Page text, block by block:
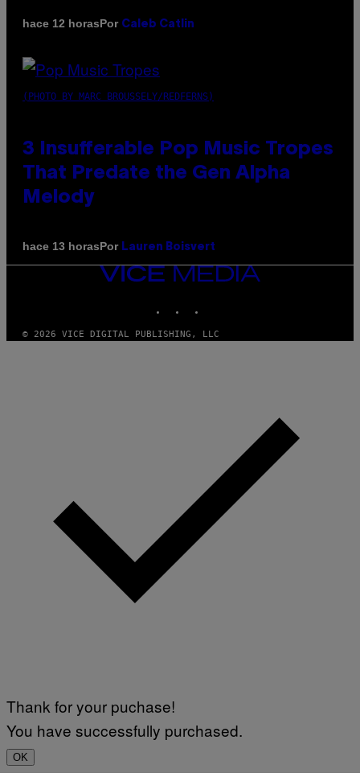
hace 12 horasPor Caleb Catlin
(PHOTO BY MARC BROUSSELY/REDFERNS)
3 Insufferable Pop Music Tropes
That Predate the Gen Alpha
Melody
hace 13 horasPor Lauren Boisvert
VICE
MEDIA
© 2026 VICE DIGITAL PUBLISHING, LLC
Thank for your puchase!
You have successfully purchased.
OK